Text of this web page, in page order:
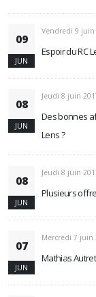
09
JUN
Vendredi 9 juin
Espoir du RC
08
JUN
Jeudi 8 juin
Des bonnes
Lens ?
08
JUN
Jeudi 8 juin
Plusieurs
07
JUN
Mercredi 7 juin
Mathias